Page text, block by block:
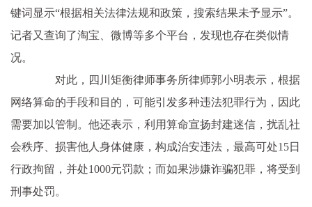
键词显示“根据相关法律法规和政策，搜索结果未予显示”。
记者又查询了淘宝、微博等多个平台，发现也存在类似情
况。
对此，四川矩衡律师事务所律师郭小明表示，根据
网络算命的手段和目的，可能引发多种违法犯罪行为，因此
需要加以管制。他还表示，利用算命宣扬封建迷信，扰乱社
会秩序、损害他人身体健康，构成治安违法，最高可处15日
行政拘留，并处1000元罚款；而如果涉嫌诈骗犯罪，将受到
刑事处罚。